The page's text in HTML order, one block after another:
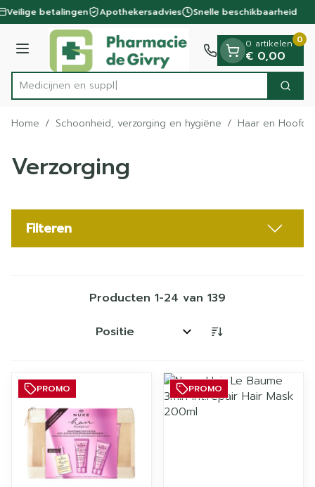
Ga naar de inhoud
1 van 1
Veilige betalingen Apothekersadvies Snelle beschikbaarheid
Menu
Product, merk, categorie...
M Zoek
0 artikelen
€ 0,00
0
Home / Schoonheid, verzorging en hygiëne / Haar en Hoofd
Verzorging
Filteren
Producten 1-24 van 139
Sorteer op:
PROMO PROMO